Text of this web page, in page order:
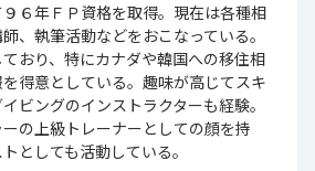
６年ＦＰ資格を取得。現在は各種相
、執筆活動などをおこなっている。
おり、特にカナダや韓国への移住相
得意としている。趣味が高じてスキ
ビングのインストラクターも経験。
の上級トレーナーとしての顔を持
としても活動している。